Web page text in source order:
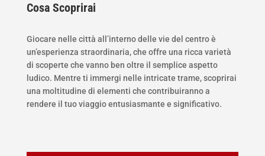
Cosa Scoprirai
Giocare nelle città all’interno delle vie del centro è
un’esperienza straordinaria, che offre una ricca varietà
di scoperte che vanno ben oltre il semplice aspetto
ludico. Mentre ti immergi nelle intricate trame, scoprirai
una moltitudine di elementi che contribuiranno a
rendere il tuo viaggio entusiasmante e significativo.